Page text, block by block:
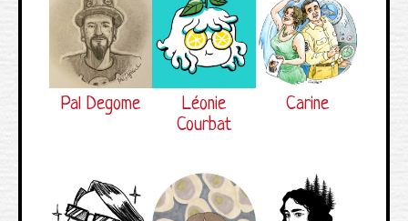
Pal Degome
Léonie
Courbat
Carine